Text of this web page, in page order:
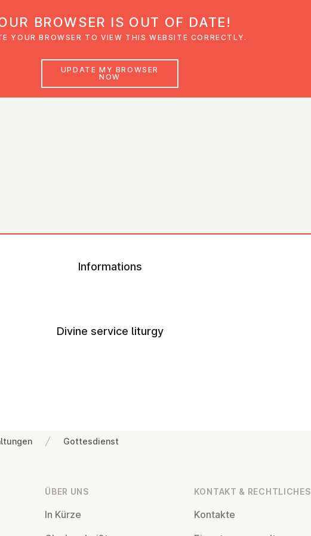
Glaubensimpulse News Veranstaltungen
Informations
Divine service liturgy
Gottesdienst
ÜBER UNS
In Kürze
KONTAKT & RECHT­LICHES
Kontakte
BROWSER IS OUT OF DATE!
YOUR BROWSER TO VIEW THIS WEBSITE CORRECTLY.
UPDATE MY BROWSER
NOW